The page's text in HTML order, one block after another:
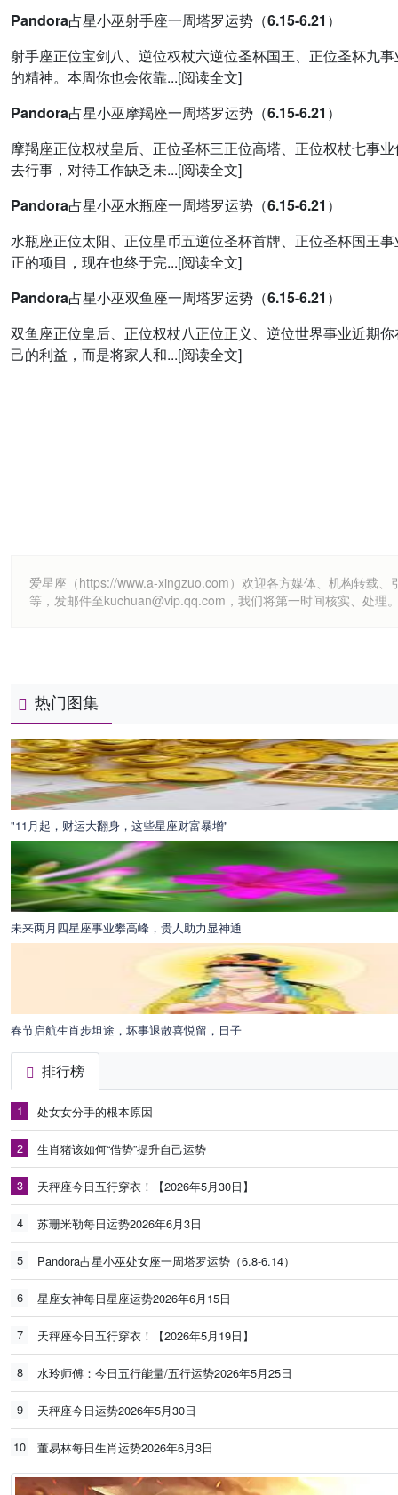
Pandora占星小巫射手座一周塔罗运势（6.15-6.21）
射手座正位宝剑八、逆位权杖六逆位圣杯国王、正位圣杯九
的精神。本周你也会依靠...[阅读全文]
Pandora占星小巫摩羯座一周塔罗运势（6.15-6.21）
摩羯座正位权杖皇后、正位圣杯三正位高塔、正位权杖七事
去行事，对待工作缺乏未...[阅读全文]
Pandora占星小巫水瓶座一周塔罗运势（6.15-6.21）
水瓶座正位太阳、正位星币五逆位圣杯首牌、正位圣杯国王
正的项目，现在也终于完...[阅读全文]
Pandora占星小巫双鱼座一周塔罗运势（6.15-6.21）
双鱼座正位皇后、正位权杖八正位正义、逆位世界事业近期
己的利益，而是将家人和...[阅读全文]
爱星座（https://www.a-xingzuo.com）欢迎各方媒体、机构转载
等，发邮件至kuchuan@vip.qq.com，我们将第一时间核实、处理
热门图集
"11月起，财运大翻身，这些星座财富暴增"
未来两月四星座事业攀高峰，贵人助力显神通
春节启航生肖步坦途，坏事退散喜悦留，日子
排行榜
1 处女女分手的根本原因
2 生肖猪该如何“借势”提升自己运势
3 天秤座今日五行穿衣！【2026年5月30日】
4 苏珊米勒每日运势2026年6月3日
5 Pandora占星小巫处女座一周塔罗运势（6.8-6.14）
6 星座女神每日星座运势2026年6月15日
7 天秤座今日五行穿衣！【2026年5月19日】
8 水玲师傅：今日五行能量/五行运势2026年5月25日
9 天秤座今日运势2026年5月30日
10 董易林每日生肖运势2026年6月3日